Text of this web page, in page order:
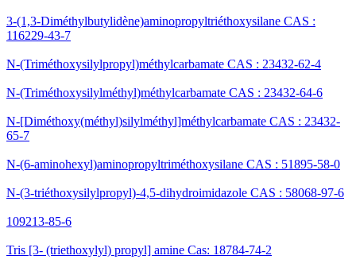
3-(1,3-Diméthylbutylidène)aminopropyltriéthoxysilane CAS :
116229-43-7
N-(Triméthoxysilylpropyl)méthylcarbamate CAS : 23432-62-4
N-(Triméthoxysilylméthyl)méthylcarbamate CAS : 23432-64-6
N-[Diméthoxy(méthyl)silylméthyl]méthylcarbamate CAS : 23432-
65-7
N-(6-aminohexyl)aminopropyltriméthoxysilane CAS : 51895-58-0
N-(3-triéthoxysilylpropyl)-4,5-dihydroimidazole CAS : 58068-97-6
109213-85-6
Tris [3- (triethoxylyl) propyl] amine Cas: 18784-74-2